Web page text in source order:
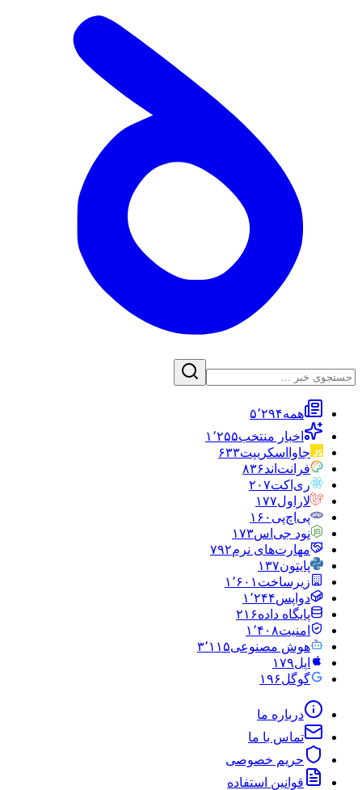
همه۵٬۲۹۴
اخبار منتخب۱٬۲۵۵
جاوااسکریپت۶۳۳
فرانت‌اند۸۳۶
ری‌اکت۲۰۷
لاراول۱۷۷
پی‌اچ‌پی ۱۶۰
نود جی‌اس۱۷۳
مهارت‌های نرم۷۹۲
پایتون۱۳۷
زیرساخت ۱٬۶۰۱
دواپس۱٬۲۴۴
پایگاه داده۲۱۶
امنیت۱٬۴۰۸
هوش مصنوعی۳٬۱۱۵
اپل۱۷۹
گوگل۱۹۶
درباره ما
تماس با ما
حریم خصوصی
قوانین استفاده